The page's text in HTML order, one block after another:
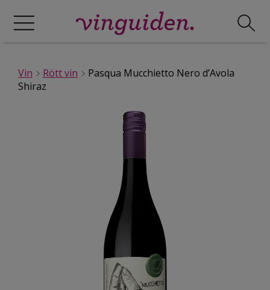
Vin Rött vin
Pasqua Mucchietto Nero d’Avola
Shiraz